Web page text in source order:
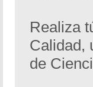
Realiza
Calidad,
de